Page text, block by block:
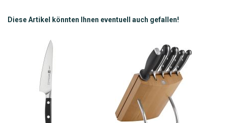
Diese Artikel könnten Ihnen eventuell auch gefallen!